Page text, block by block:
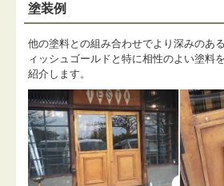
塗装例
他の塗料との組み合わせでより深みのあ
ィッシュゴールドと特に相性のよい塗料
紹介します。